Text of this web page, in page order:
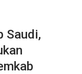
Saudi,